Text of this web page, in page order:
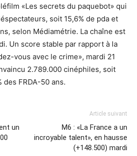
«Les secrets du paquebot» qui
soit 15,6% de pda et
selon Médiamétrie. La chaîne est
Un score stable par rapport à la
vous avec le crime», mardi 21
2.789.000 cinéphiles, soit
des FRDA-50 ans.
un
Article suivant
M6 : «La France a un
incroyable talent», en hausse
(+148.500) mardi